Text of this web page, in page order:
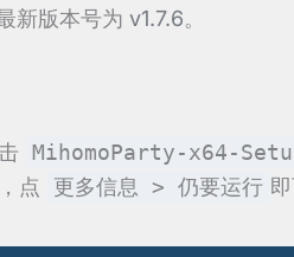
新版本号为 v1.7.6。
MihomoParty-x64-
点
更多信息 > 仍要运行 即